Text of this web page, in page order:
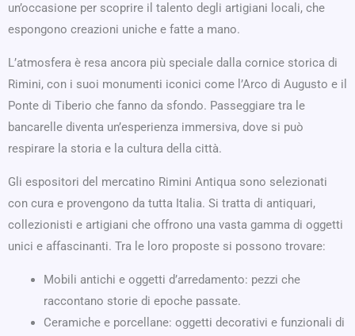
un’occasione per scoprire il talento degli artigiani locali, che
espongono creazioni uniche e fatte a mano.
L’atmosfera è resa ancora più speciale dalla cornice storica di
Rimini, con i suoi monumenti iconici come l’Arco di Augusto e il
Ponte di Tiberio che fanno da sfondo. Passeggiare tra le
bancarelle diventa un’esperienza immersiva, dove si può
respirare la storia e la cultura della città.
Gli espositori del mercatino Rimini Antiqua sono selezionati
con cura e provengono da tutta Italia. Si tratta di antiquari,
collezionisti e artigiani che offrono una vasta gamma di oggetti
unici e affascinanti. Tra le loro proposte si possono trovare:
Mobili antichi e oggetti d’arredamento: pezzi che
raccontano storie di epoche passate.
Ceramiche e porcellane: oggetti decorativi e funzionali di